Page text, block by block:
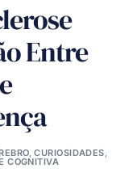
Entre
,CURIOSIDADES,
COGNITIVA